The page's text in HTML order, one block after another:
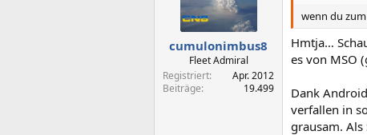
cumulonimbus8
Fleet Admiral
Registriert
Apr. 2012
Beiträge
19.499
wenn du
Hmtja…
es von MSO
Dank
verfallen in
grausam. Als